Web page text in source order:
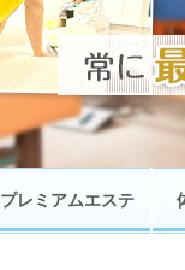
プレミアムエステ